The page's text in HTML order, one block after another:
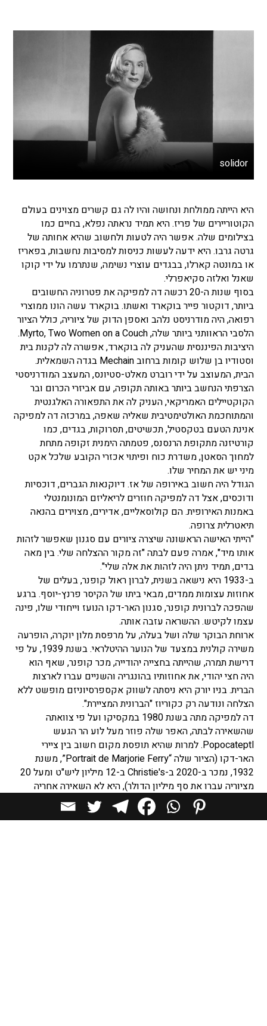
solidor
היא הייתה ממולחת ונחושה והיו לה גם קשרים מצוינים בעולם
הקוטוריירים של פריז. היא תמיד נראתה נפלא, בחיים כמו
בצילומים שלה. אפשר היה לטעות ולחשוב שהיא אחותה של
גרטה גרבו. היא ידעה לעשות כניסות למסיבות נחשבות, בפאריז
או במונטה קארלו, בבגדים עוצרי נשימה, שנתרמו על ידי קוקו
שאנל ואלזה סקיאפרלי.
בסוף שנות ה-20 רכשה דה למפיקה את פטרוניה החשובים
ביותר, דוקטור פייר בוקארד ואשתו. בוקארד עשה הונו ממוצרי
רפואה, היה מודרניסט נלהב ואספן הדוק של ציוריה, כולל הציור
הלסבי הראוותני ביותר שלה, Myrto, Two Women on a Couch.
היציבות הפיננסית שהעניק לה בוקארד, אפשרה לה לקנות בית
וסטודיו בן שלוש קומות ברחוב Mechain בגדה השמאלית.
הבית, המעוצב על ידי רוברט מאלט-סטיונס, המעצב המודרניסטי
הצרפתי הנחשב ביותר באותה תקופה, עם אביזרי הכרום ובר
הקוקטיילים האמריקאי, העניק לה את התפאורה האלגנטית
והמתוחכמת האולטימטיבית שאליה שאפה, במרכזה דה למפיקה
אנינת הטעם בטקסטיל, תכשיטים, תסרוקות, בגדים, כמו
קורטיזנה מתקופת הרנסנס, פטמתה הימנית זקופה מתחת
למחוך הסאטן, משדרת כוח ופיתוי אכזרי הקובע שלכל אקט
מיני יש את המחיר שלו.
הגודל היה חשוב באירופה של אז. דיוקנאות הגברים, דוכסיות
ודוכסים, אצל דה למפיקה חוזרים לריאליזם המונומנטלי
באמנות האירופית. הם קולוסאליים, אדירים, מצוירים בהנאה
תיאטרלית צרופה.
"הייתי האישה הראשונה שיצרה ציורים עם סגנון שאפשר לזהות
אותו מיד", אמרה פעם לבתה "זה מקור ההצלחה שלי. בין מאה
בדים, תמיד ניתן היה לזהות את אלה שלי".
ב-1933 היא נישאה בשנית, לברון ראול קופנר, בעלים של
אחוזות עצומות ממדים, מבאי ביתו של הקיסר פרנץ-יוסף. ברגע
שהפכה לברונית קופנר, סגנון האר-דקו הנועז וייחודי שלו, פינה
עצמו לקיטש. ההשראה עזבה אותה.
ארוחת הבוקר שלה ושל בעלה, על מרפסת מלון יוקרה, הופרעה
משירה קולנית במצעד של הנוער ההיטלראי. בשנת 1939, על פי
דרישת תמרה, שהייתה בחצייה יהודייה, מכר קופנר, שאף הוא
היה חצי יהודי, את אחוזותיו בהונגריה והשניים עברו לארצות
הברית. בניו יורק היא ניסתה לשווק אקספרסיוניזם מופשט ללא
הצלחה ונודעה רק כקוריוז "הברונית המציירת".
דה למפיקה מתה בשנת 1980 במקסיקו ועל פי צוואתה
שהשאירה לבתה, האפר שלה פוזר מעל לוע הר הגעש
Popocateptl. למרות שהיא תופסת מקום חשוב בין ציירי
האר-דקו (הציור שלה “Portrait de Marjorie Ferry”, משנת
1932, נמכר ב-2020 ב-Christie's ב-12 מיליון ליש"ט ומעל 20
מציוריה עברו את סף מיליון הדולר), היא לא השאירה אחריה
אמנות גדולה והירושה שלה מסתכמת במסמך חברתי ייחודי
ומדאיג, המתעד את מרקמי החברה האירופית בדרך להרס עצמי.